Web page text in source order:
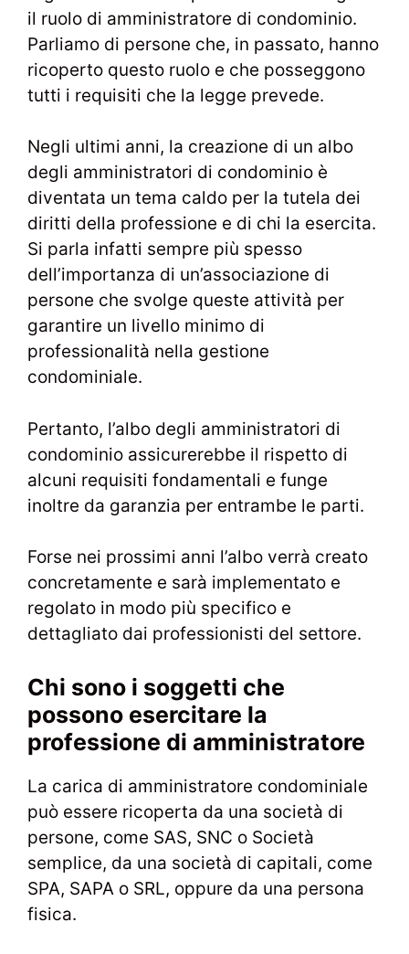
il ruolo di amministratore di condominio.
Parliamo di persone che, in passato, hanno
ricoperto questo ruolo e che posseggono
tutti i requisiti che la legge prevede.
Negli ultimi anni, la creazione di un albo
degli amministratori di condominio è
diventata un tema caldo per la tutela dei
diritti della professione e di chi la esercita.
Si parla infatti sempre più spesso
dell’importanza di un’associazione di
persone che svolge queste attività per
garantire un livello minimo di
professionalità nella gestione
condominiale.
Pertanto, l’albo degli amministratori di
condominio assicurerebbe il rispetto di
alcuni requisiti fondamentali e funge
inoltre da garanzia per entrambe le parti.
Forse nei prossimi anni l’albo verrà creato
concretamente e sarà implementato e
regolato in modo più specifico e
dettagliato dai professionisti del settore.
Chi sono i soggetti che
possono esercitare la
professione di amministratore
La carica di amministratore condominiale
può essere ricoperta da una società di
persone, come SAS, SNC o Società
semplice, da una società di capitali, come
SPA, SAPA o SRL, oppure da una persona
fisica.